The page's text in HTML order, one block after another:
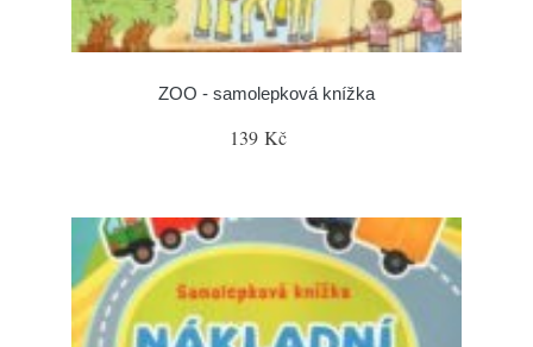
ZOO - samolepková knížka
139 Kč